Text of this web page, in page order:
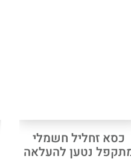
כסא זחליל חשמלי
נטען להעלאה